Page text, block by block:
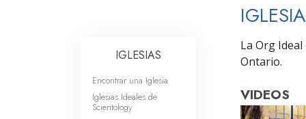
La Org
Ontario.
VIDEOS
IGLESIAS
Encontrar una Iglesia
Iglesias Ideales de
Scientology